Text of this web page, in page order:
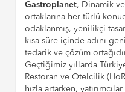
Gastroplanet, Dinamik
ortaklarına her türlü
odaklanmış, yenilikçi
kısa süre içinde adını
tedarik ve çözüm
Geçtiğimiz yıllarda
Restoran ve Otelcilik
hızla artarken,